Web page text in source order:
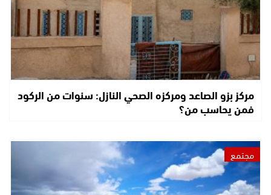
مركز بزو الصاعد ومركزه الصحي النازل: سنوات من الركود
فمن يحاسب من؟
مجتمع